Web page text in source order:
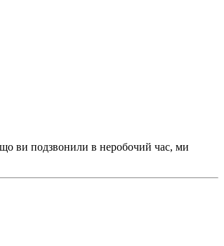
ви подзвонили в неробочий час, ми